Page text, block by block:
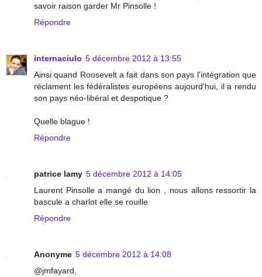
savoir raison garder Mr Pinsolle !
Répondre
internaciulo 5 décembre 2012 à 13:55
Ainsi quand Roosevelt a fait dans son pays l'intégration que
réclament les fédéralistes européens aujourd'hui, il a rendu
son pays néo-libéral et despotique ?
Quelle blague !
Répondre
patrice lamy 5 décembre 2012 à 14:05
Laurent Pinsolle a mangé du lion , nous allons ressortir la
bascule a charlot elle se rouille
Répondre
Anonyme 5 décembre 2012 à 14:08
@jmfayard,